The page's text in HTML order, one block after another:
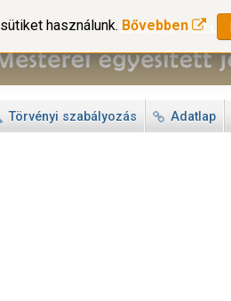
Törvényi szabályozás Adatlap
használunk. Bővebben